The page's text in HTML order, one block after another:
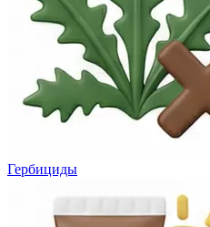
Гербициды